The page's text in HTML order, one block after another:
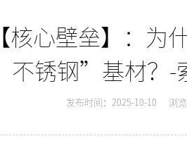
核心壁垒】：为
不锈钢”基材？-
发布时间：2025-10-10 浏